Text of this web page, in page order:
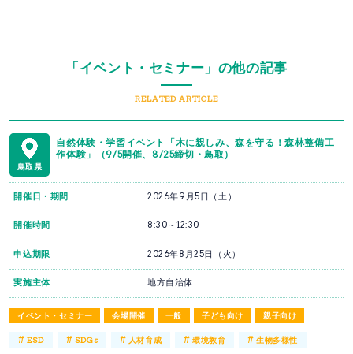
「イベント・セミナー」の他の記事
RELATED ARTICLE
鳥取県
自然体験・学習イベント「木に親しみ、森を守る！森林整備工
作体験」（9/5開催、8/25締切・鳥取）
イベント・セミナー 会場開催 一般 子ども向け 親子向け
開催日・期間 2026年9月5日（土）
開催時間 8:30～12:30
申込期限 2026年8月25日（火）
実施主体 地方自治体
#ESD # SDGs # 人材育成 # 環境教育 #生物多様性